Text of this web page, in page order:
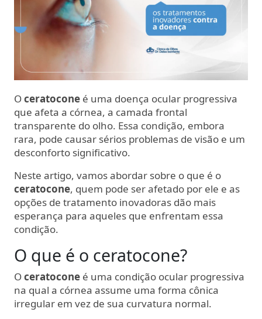
Oceratocone é uma doença ocular progressiva
que afeta a córnea, a camada frontal
transparente do olho. Essa condição, embora
rara, pode causar sérios problemas de visão e um
desconforto significativo.
Neste artigo, vamos abordar sobre o que é o
ceratocone, quem pode ser afetado por ele e as
opções de tratamento inovadoras dão mais
esperança para aqueles que enfrentam essa
condição.
O que é o ceratocone?
Oceratocone é uma condição ocular progressiva
na qual a córnea assume uma forma cônica
irregular em vez de sua curvatura normal.